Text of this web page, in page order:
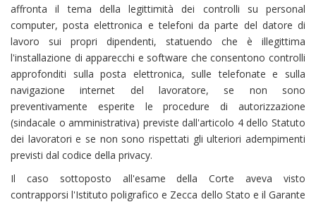
affronta il tema della legittimità dei controlli su personal
computer, posta elettronica e telefoni da parte del datore di
lavoro sui propri dipendenti, statuendo che è illegittima
l'installazione di apparecchi e software che consentono controlli
approfonditi sulla posta elettronica, sulle telefonate e sulla
navigazione internet del lavoratore, se non sono
preventivamente esperite le procedure di autorizzazione
(sindacale o amministrativa) previste dall'articolo 4 dello Statuto
dei lavoratori e se non sono rispettati gli ulteriori adempimenti
previsti dal codice della privacy.
Il caso sottoposto all'esame della Corte aveva visto
contrapporsi l'Istituto poligrafico e Zecca dello Stato e il Garante